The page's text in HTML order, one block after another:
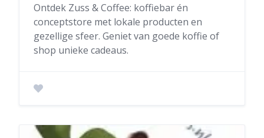
Ontdek Zuss & Coffee: koffiebar én
conceptstore met lokale producten en
gezellige sfeer. Geniet van goede koffie of
shop unieke cadeaus.